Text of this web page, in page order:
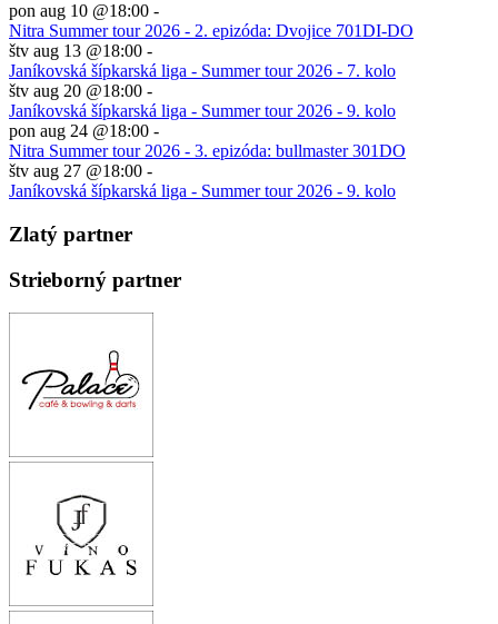
pon aug 10 @18:00 -
Nitra Summer tour 2026 - 2. epizóda: Dvojice 701DI-DO
štv aug 13 @18:00 -
Janíkovská šípkarská liga - Summer tour 2026 - 7. kolo
štv aug 20 @18:00 -
Janíkovská šípkarská liga - Summer tour 2026 - 9. kolo
pon aug 24 @18:00 -
Nitra Summer tour 2026 - 3. epizóda: bullmaster 301DO
štv aug 27 @18:00 -
Janíkovská šípkarská liga - Summer tour 2026 - 9. kolo
Zlatý partner
Strieborný partner